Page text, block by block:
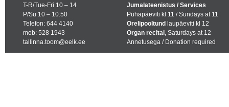
T-R/Tue-Fri 10 – 14
P/Su 10 – 10.50
Telefon: 644 4140
mob: 528 1943
tallinna.toom@eelk.ee
Jumalateenistus / Services
Pühapäeviti kl 11 / Sundays at 11
Orelipooltund laupäeviti kl 12
Organ recital , Saturdays at 12
Annetusega / Donation required